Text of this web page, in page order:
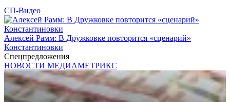
СП-Видео
Алексей Рамм: В Дружковке повторится «сценарий»
Константиновки
Спецпредложения
НОВОСТИ МЕДИАМЕТРИКС